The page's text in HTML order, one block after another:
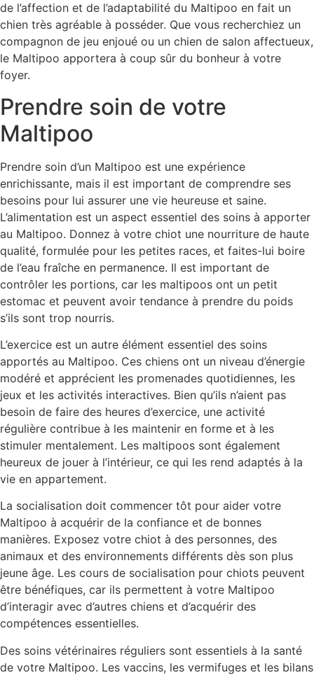
de l’affection et de l’adaptabilité du Maltipoo en fait un
chien très agréable à posséder. Que vous recherchiez un
compagnon de jeu enjoué ou un chien de salon affectueux,
le Maltipoo apportera à coup sûr du bonheur à votre
foyer.
Prendre soin de votre
Maltipoo
Prendre soin d’un Maltipoo est une expérience
enrichissante, mais il est important de comprendre ses
besoins pour lui assurer une vie heureuse et saine.
L’alimentation est un aspect essentiel des soins à apporter
au Maltipoo. Donnez à votre chiot une nourriture de haute
qualité, formulée pour les petites races, et faites-lui boire
de l’eau fraîche en permanence. Il est important de
contrôler les portions, car les maltipoos ont un petit
estomac et peuvent avoir tendance à prendre du poids
s’ils sont trop nourris.
L’exercice est un autre élément essentiel des soins
apportés au Maltipoo. Ces chiens ont un niveau d’énergie
modéré et apprécient les promenades quotidiennes, les
jeux et les activités interactives. Bien qu’ils n’aient pas
besoin de faire des heures d’exercice, une activité
régulière contribue à les maintenir en forme et à les
stimuler mentalement. Les maltipoos sont également
heureux de jouer à l’intérieur, ce qui les rend adaptés à la
vie en appartement.
La socialisation doit commencer tôt pour aider votre
Maltipoo à acquérir de la confiance et de bonnes
manières. Exposez votre chiot à des personnes, des
animaux et des environnements différents dès son plus
jeune âge. Les cours de socialisation pour chiots peuvent
être bénéfiques, car ils permettent à votre Maltipoo
d’interagir avec d’autres chiens et d’acquérir des
compétences essentielles.
Des soins vétérinaires réguliers sont essentiels à la santé
de votre Maltipoo. Les vaccins, les vermifuges et les bilans